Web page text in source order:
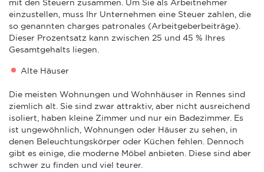
mit den Steuern zusammen. Um Sie als Arbeitnehmer
einzustellen, muss Ihr Unternehmen eine Steuer zahlen, die
so genannten charges patronales (Arbeitgeberbeiträge).
Dieser Prozentsatz kann zwischen 25 und 45 % Ihres
Gesamtgehalts liegen.
Alte Häuser
Die meisten Wohnungen und Wohnhäuser in Rennes sind
ziemlich alt. Sie sind zwar attraktiv, aber nicht ausreichend
isoliert, haben kleine Zimmer und nur ein Badezimmer. Es
ist ungewöhnlich, Wohnungen oder Häuser zu sehen, in
denen Beleuchtungskörper oder Küchen fehlen. Dennoch
gibt es einige, die moderne Möbel anbieten. Diese sind aber
schwer zu finden und viel teurer.